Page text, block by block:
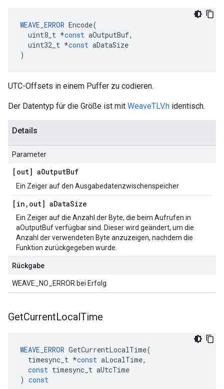
WEAVE_ERROR Encode(
uint8_t *const aOutputBuf,
uint32_t *const aDataSize
)
UTC-Offsets in einem Puffer zu codieren.
Der Datentyp für die Größe ist mit WeaveTLV.h identisch.
Details
Parameter
[out] aOutputBuf
Ein Zeiger auf den Ausgabedatenzwischenspeicher
[in , out] aDataSize
Ein Zeiger auf die Anzahl der Byte, die beim Aufrufen in
aOutputBuf verfügbar sind. Dieser wird geändert, um die
Anzahl der verwendeten Byte anzuzeigen, nachdem die
Funktion zurückgegeben wurde.
Rückgabe
WEAVE_NO_ERROR bei Erfolg
GetCurrentLocalTime
WEAVE_ERROR GetCurrentLocalTime(
timesync_t *const aLocalTime,
const timesync_t aUtcTime
) const